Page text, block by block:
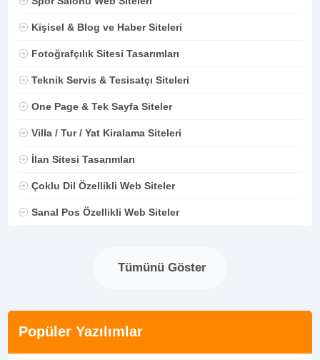
Kişisel & Blog ve Haber Siteleri
Fotoğrafçılık Sitesi Tasarımları
Teknik Servis & Tesisatçı Siteleri
One Page & Tek Sayfa Siteler
Villa / Tur / Yat Kiralama Siteleri
İlan Sitesi Tasarımları
Çoklu Dil Özellikli Web Siteler
Sanal Pos Özellikli Web Siteler
Tümünü Göster
Popüler Yazılımlar